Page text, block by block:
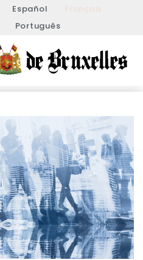
Español
Français
Português